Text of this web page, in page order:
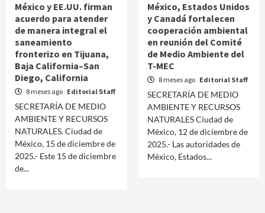
México y EE.UU. firman
acuerdo para atender
de manera integral el
saneamiento
fronterizo en Tijuana,
Baja California–San
Diego, California
8 meses ago Editorial Staff
SECRETARÍA DE MEDIO
AMBIENTE Y RECURSOS
NATURALES. Ciudad de
México, 15 de diciembre de
2025.- Este 15 de diciembre
de...
México, Estados Unidos
y Canadá fortalecen
cooperación ambiental
en reunión del Comité
de Medio Ambiente del
T-MEC
8 meses ago Editorial Staff
SECRETARÍA DE MEDIO
AMBIENTE Y RECURSOS
NATURALES Ciudad de
México, 12 de diciembre de
2025.- Las autoridades de
México, Estados...